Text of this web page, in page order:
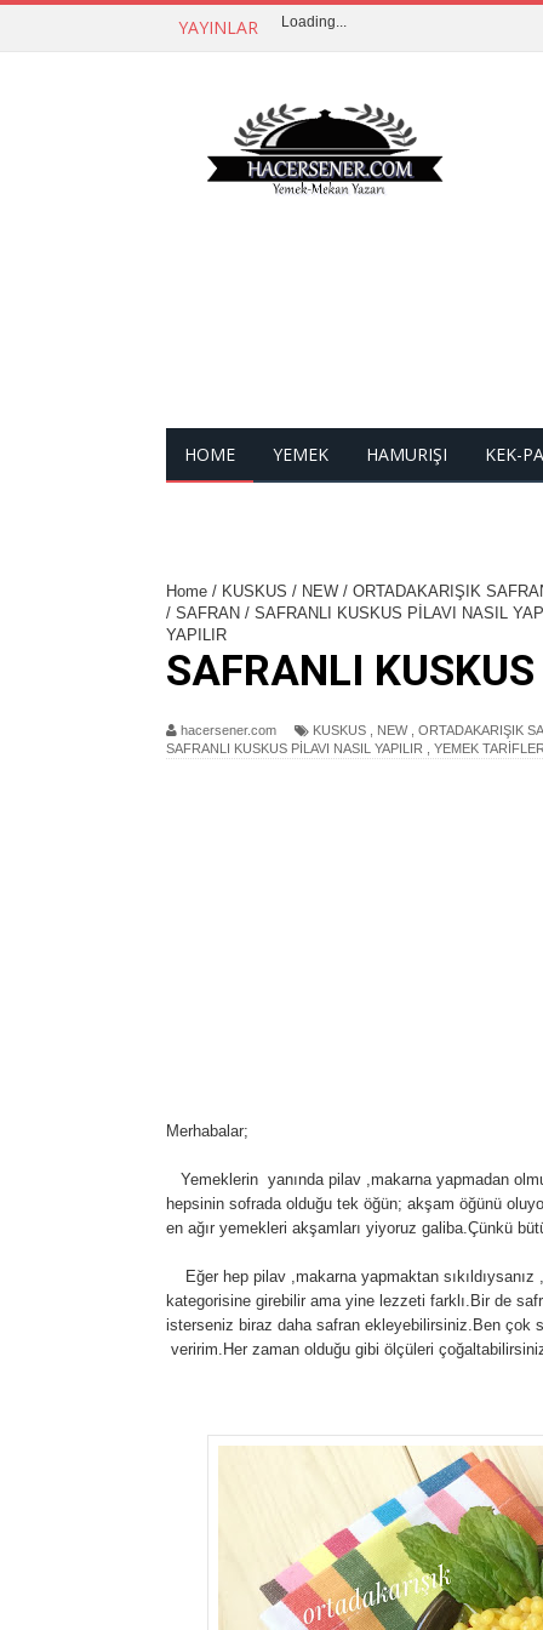
YAYINLAR Loading...
HOME YEMEK HAMURIŞI KEK-
Home / KUSKUS / NEW / ORTADAKARIŞIK
/ SAFRAN / SAFRANLI KUSKUS PİLAVI NASIL
YAPILIR
SAFRANLI
hacersener.com KUSKUS NEW, ORTADAKARIŞIK
SAFRANLI KUSKUS PİLAVI NASIL YAPILIR
YEMEK
Merhabalar;
Yemeklerin yanında pilav ,makarna yapmadan
hepsinin sofrada olduğu tek öğün; akşam öğünü
en ağır yemekleri akşamları yiyoruz galiba.Çünkü
Eğer hep pilav ,makarna yapmaktan
kategorisine girebilir ama yine lezzeti farklı.Bir de
isterseniz biraz daha safran ekleyebilirsiniz.Ben çok
veririm.Her zaman olduğu gibi ölçüleri